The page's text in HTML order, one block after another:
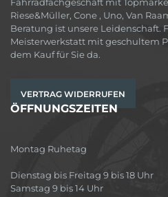
Riese&Müller, Cone , Uno, Van
Beratung ist unsere Leidenschaft.
Meisterwerkstatt mit geschultem
dem Kauf für Sie da.
VERTRAG WIDERRUFEN
ÖFFNUNGSZEITEN
Montag Ruhetag
Dienstag bis Freitag 9 bis 18 Uhr
Samstag 9 bis 14 Uhr